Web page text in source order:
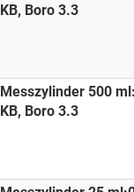
KB, Boro 3.3
Messzylinder 500
KB, Boro 3.3